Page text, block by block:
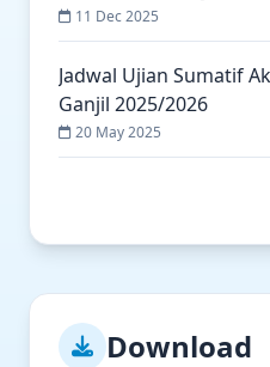
11 Dec 2025
Jadwal Ujian Sumatif
Ganjil 2025/2026
20 May 2025
Download